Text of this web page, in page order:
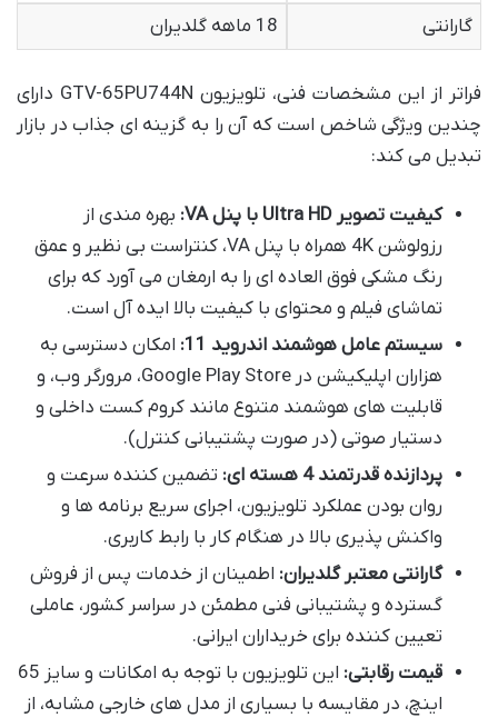
گارانتی
18 ماهه گلدیران
فراتر از این مشخصات فنی، تلویزیون GTV-65PU744N دارای
چندین ویژگی شاخص است که آن را به گزینه ای جذاب در بازار
تبدیل می کند:
کیفیت تصویر Ultra HD با پنل VA:
بهره مندی از
رزولوشن 4K همراه با پنل VA، کنتراست بی نظیر و عمق
رنگ مشکی فوق العاده ای را به ارمغان می آورد که برای
تماشای فیلم و محتوای با کیفیت بالا ایده آل است.
سیستم عامل هوشمند اندروید 11:
امکان دسترسی به
هزاران اپلیکیشن در Google Play Store، مرورگر وب، و
قابلیت های هوشمند متنوع مانند کروم کست داخلی و
دستیار صوتی (در صورت پشتیبانی کنترل).
پردازنده قدرتمند 4 هسته ای:
تضمین کننده سرعت و
روان بودن عملکرد تلویزیون، اجرای سریع برنامه ها و
واکنش پذیری بالا در هنگام کار با رابط کاربری.
گارانتی معتبر گلدیران: اطمینان از خدمات پس از فروش
گسترده و پشتیبانی فنی مطمئن در سراسر کشور، عاملی
تعیین کننده برای خریداران ایرانی.
قیمت رقابتی:
این تلویزیون با توجه به امکانات و سایز 65
اینچ، در مقایسه با بسیاری از مدل های خارجی مشابه، از